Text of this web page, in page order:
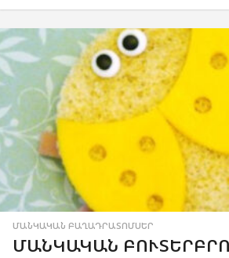
ՄԱՆԿԱԿԱՆ ԲԱՂԱԴՐԱՏՈՄՍԵՐ
ՄԱՆԿԱԿԱՆ